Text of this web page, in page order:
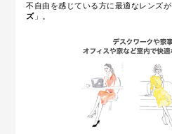
不自由を感じている方に最適なレンズが
ズ」 。